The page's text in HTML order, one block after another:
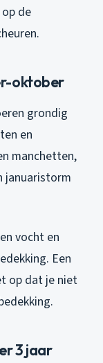
de
oktober
grondig
en
manchetten,
januaristorm
vocht en
Een
op dat je niet
3 jaar